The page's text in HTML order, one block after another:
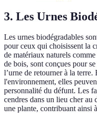
3. Les Urnes
Les urnes biodégradables
pour ceux qui choisissent la
de matériaux naturels
de bois, sont conçues pour
l’urne de retourner à la terre.
l'environnement, elles
personnalité du défunt. Les
cendres dans un lieu cher au
une plante, contribuant ainsi